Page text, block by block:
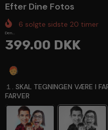
Efter Dine Fotos
6 solgte sidste 20 timer
Den...
399.00 DKK
１. SKAL TEGNINGEN VÆRE I
FARVER